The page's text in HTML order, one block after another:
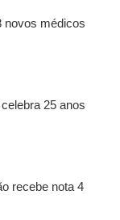
novos médicos
25 anos
recebe nota 4